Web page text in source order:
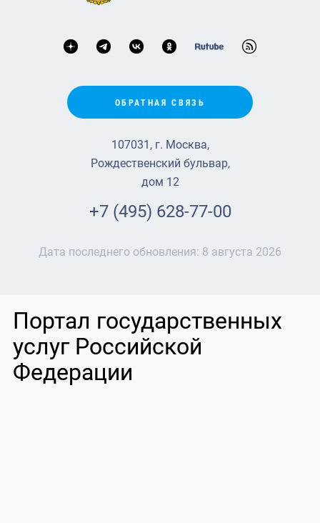
ОБРАТНАЯ СВЯЗЬ
107031, г. Москва,
Рождественский бульвар,
дом 12
+7 (495) 628-77-00
Дата последнего обновления: 8 августа 2026
Портал государственных
услуг Российской
Федерации